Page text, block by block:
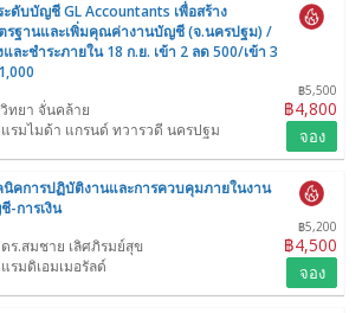
ะดับบัญชี GL Accountants เพื่อสร้าง
รฐานและเพิ่มคุณค่างานบัญชี (จ.นครปฐม) /
และชำระภายใน 18 ก.ย. เข้า 2 ลด 500/เข้า 3
฿5,500
฿4,800
ทยา จั่นคล้าย
แรมไมด้า แกรนด์ ทวารวดี นครปฐม
จอง
นิคการปฏิบัติงานและการควบคุมภายในงาน
-การเงิน
฿5,200
฿4,500
ร.สมชาย เลิศภิรมย์สุข
แรมดิเอมเมอรัลด์
จอง